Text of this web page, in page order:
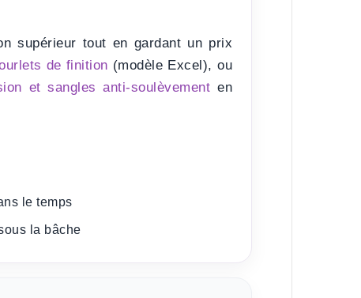
supérieur tout en gardant un prix
de finition (modèle Excel), ou
et sangles anti-soulèvement en
le temps
la bâche